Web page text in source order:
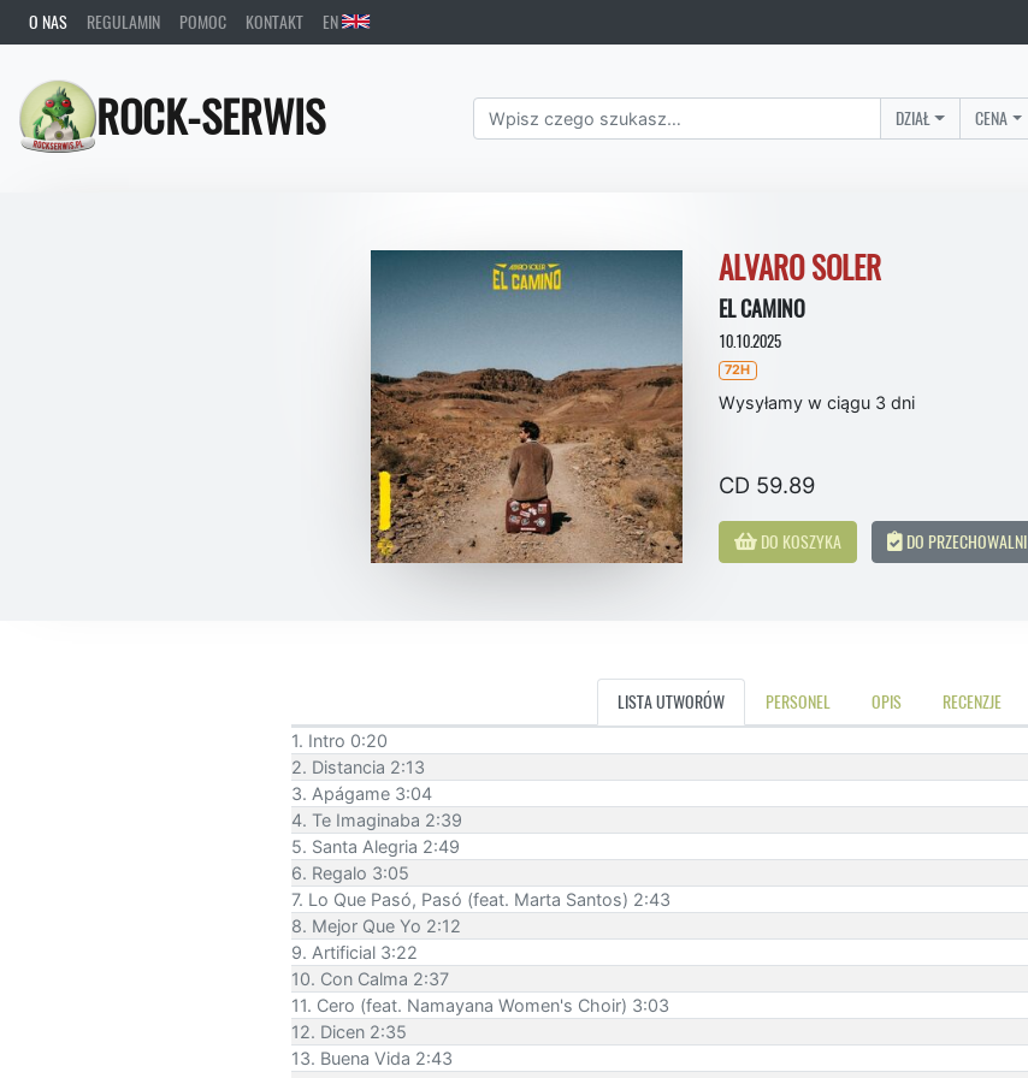
O NAS REGULAMIN POMOC KONTAKT EN
ROCK-SERWIS DZIAŁ CENA
ALVARO SOLER
EL CAMINO
10.10.2025
72H
Wysyłamy w ciągu 3 dni
CD 59.89
DO KOSZYKA DO PRZECHOWALNI
LISTA UTWORÓW PERSONEL OPIS RECENZJE
1. Intro 0:20
2. Distancia 2:13
3. Apágame 3:04
4. Te Imaginaba 2:39
5. Santa Alegria 2:49
6. Regalo 3:05
7. Lo Que Pasó, Pasó (feat. Marta Santos) 2:43
8. Mejor Que Yo 2:12
9. Artificial 3:22
10. Con Calma 2:37
11. Cero (feat. Namayana Women's Choir) 3:03
12. Dicen 2:35
13. Buena Vida 2:43